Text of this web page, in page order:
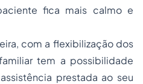
fica mais calmo e
com a flexibilização dos
tem a possibilidade
prestada ao seu